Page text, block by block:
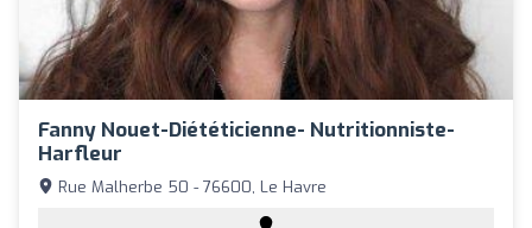
Fanny Nouet-Diététicienne- Nutritionniste-
Harfleur
Rue Malherbe 50 - 76600, Le Havre